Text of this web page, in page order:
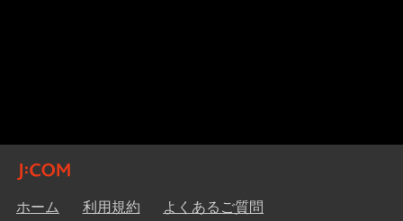
ホーム 利用規約 よくあるご質問